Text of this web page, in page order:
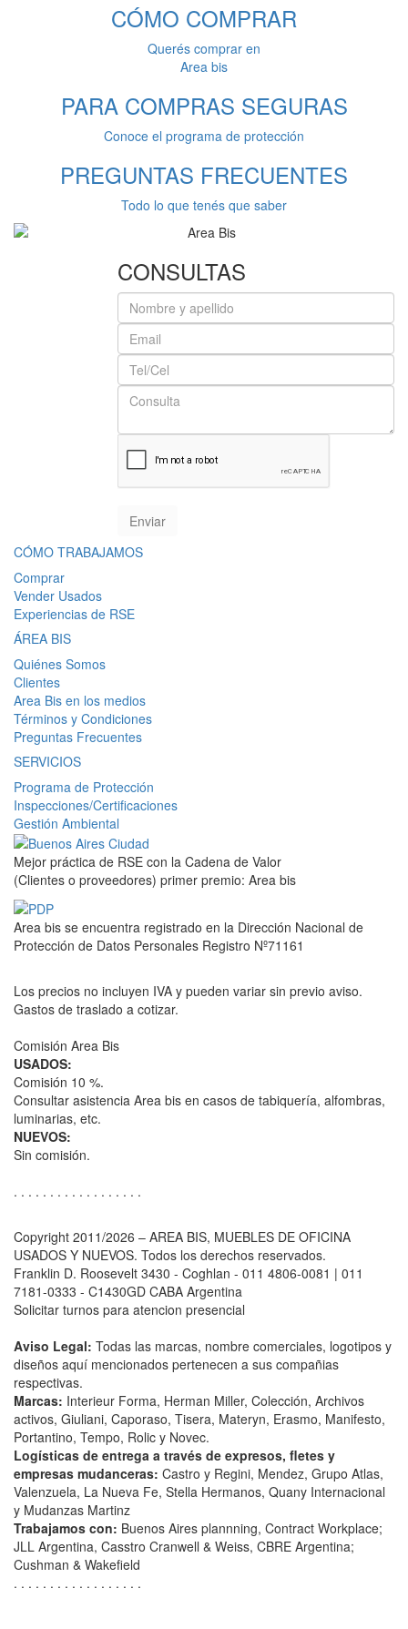
CÓMO COMPRAR
Querés comprar en
Area bis
PARA COMPRAS SEGURAS
Conoce el programa de protección
PREGUNTAS FRECUENTES
Todo lo que tenés que saber
CONSULTAS
CÓMO TRABAJAMOS
Comprar
Vender Usados
Experiencias de RSE
ÁREA BIS
Quiénes Somos
Clientes
Area Bis en los medios
Términos y Condiciones
Preguntas Frecuentes
SERVICIOS
Programa de Protección
Inspecciones/Certificaciones
Gestión Ambiental
Mejor práctica de RSE con la Cadena de Valor
(Clientes o proveedores) primer premio: Area bis
Area bis se encuentra registrado en la Dirección Nacional de
Protección de Datos Personales Registro Nº71161
Los precios no incluyen IVA y pueden variar sin previo aviso.
Gastos de traslado a cotizar.
Comisión Area Bis
USADOS:
Comisión 10 %.
Consultar asistencia Area bis en casos de tabiquería, alfombras,
luminarias, etc.
NUEVOS:
Sin comisión.
. . . . . . . . . . . . . . . . . .
Copyright 2011/2026 – AREA BIS, MUEBLES DE OFICINA
USADOS Y NUEVOS. Todos los derechos reservados.
Franklin D. Roosevelt 3430 - Coghlan - 011 4806-0081 | 011
7181-0333 - C1430GD CABA Argentina
Solicitar turnos para atencion presencial
Aviso Legal: Todas las marcas, nombre comerciales, logotipos y
diseños aquí mencionados pertenecen a sus compañias
respectivas.
Marcas: Interieur Forma, Herman Miller, Colección, Archivos
activos, Giuliani, Caporaso, Tisera, Materyn, Erasmo, Manifesto,
Portantino, Tempo, Rolic y Novec.
Logísticas de entrega a través de expresos, fletes y
empresas mudanceras: Castro y Regini, Mendez, Grupo Atlas,
Valenzuela, La Nueva Fe, Stella Hermanos, Quany Internacional
y Mudanzas Martinz
Trabajamos con: Buenos Aires plannning, Contract Workplace;
JLL Argentina, Casstro Cranwell & Weiss, CBRE Argentina;
Cushman & Wakefield
. . . . . . . . . . . . . . . . . .